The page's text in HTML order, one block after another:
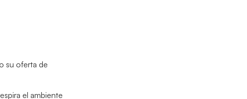
su oferta de
el ambiente